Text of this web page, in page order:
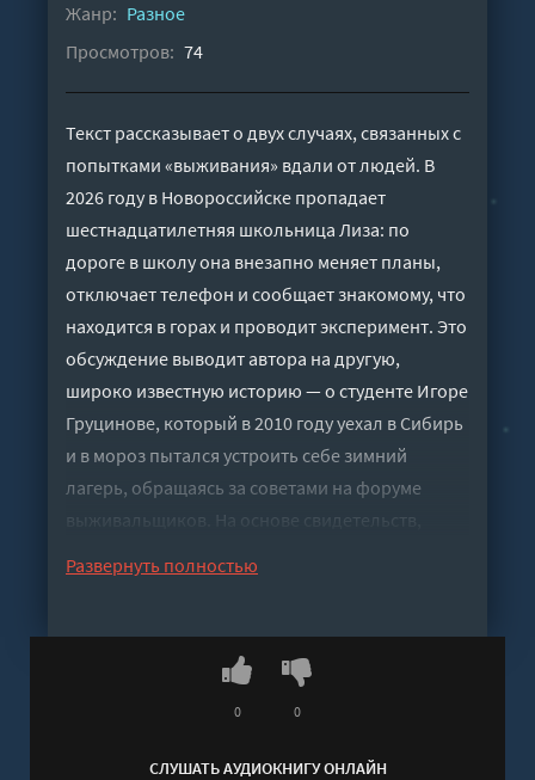
Жанр: Разное
Просмотров: 74
Текст рассказывает о двух случаях, связанных с
попытками «выживания» вдали от людей. В
2026 году в Новороссийске пропадает
шестнадцатилетняя школьница Лиза: по
дороге в школу она внезапно меняет планы,
отключает телефон и сообщает знакомому, что
находится в горах и проводит эксперимент. Это
обсуждение выводит автора на другую,
широко известную историю — о студенте Игоре
Груцинове, который в 2010 году уехал в Сибирь
и в мороз пытался устроить себе зимний
лагерь, обращаясь за советами на форуме
выживальщиков. На основе свидетельств,
«проверки себя» в опасную ситуацию.
Слушать аудиокнигу "Эксперимент без шансов"
Развернуть полностью
СЛУШАТЬ АУДИОКНИГУ ОНЛАЙН
0 0